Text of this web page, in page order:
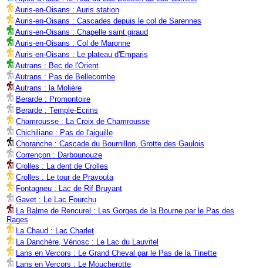
Auris-en-Oisans : Auris station
Auris-en-Oisans : Cascades depuis le col de Sarennes
Auris-en-Oisans : Chapelle saint giraud
Auris-en-Oisans : Col de Maronne
Auris-en-Oisans : Le plateau d'Emparis
Autrans : Bec de l'Orient
Autrans : Pas de Bellecombe
Autrans : la Molière
Berarde : Promontoire
Berarde : Temple-Ecrins
Chamrousse : La Croix de Chamrousse
Chichiliane : Pas de l'aiguille
Choranche : Cascade du Bournillon, Grotte des Gaulois
Corrençon : Darbounouze
Crolles : La dent de Crolles
Crolles : Le tour de Pravouta
Fontagneu : Lac de Rif Bruyant
Gavet : Le Lac Fourchu
La Balme de Rencurel : Les Gorges de la Bourne par le Pas des
Rages
La Chaud : Lac Charlet
La Danchère, Vénosc : Le Lac du Lauvitel
Lans en Vercors : Le Grand Cheval par le Pas de la Tinette
Lans en Vercors : Le Moucherotte